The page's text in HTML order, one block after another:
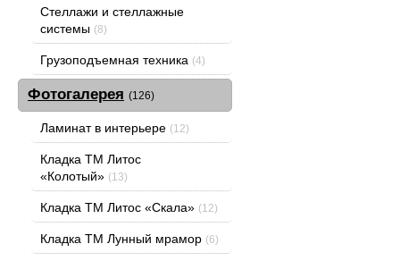
Стеллажи и стеллажные
системы (8)
Грузоподъемная техника (4)
Фотогалерея (126)
Ламинат в интерьере (12)
Кладка ТМ Литос
«Колотый» (13)
Кладка ТМ Литос «Скала» (12)
Кладка ТМ Лунный мрамор (6)